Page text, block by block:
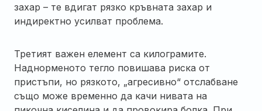
захар – те вдигат рязко кръвната захар и
индиректно усилват проблема.
Третият важен елемент са килограмите.
Наднорменото тегло повишава риска от
пристъпи, но рязкото, „агресивно“ отслабване
също може временно да качи нивата на